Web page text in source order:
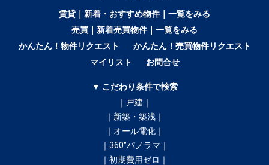
賃貸｜新着・おすすめ物件｜一覧をみる
売買｜新着売買物件｜一覧をみる
かんたん！物件リクエスト
かんたん！売買物件リクエスト
マイリスト
お問合せ
▼ こだわり条件で検索
｜戸建｜
｜新築・築浅｜
｜オール電化｜
｜360°パノラマ｜
｜初期費用ゼロ｜